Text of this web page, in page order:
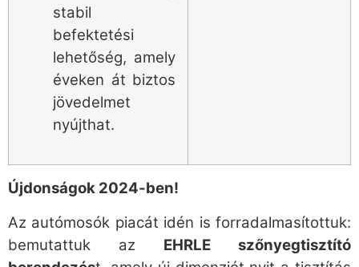
stabil
befektetési
lehetőség, amely
éveken át biztos
jövedelmet
nyújthat.
Újdonságok 2024-ben!
Az autómosók piacát idén is forradalmasítottuk:
bemutattuk az EHRLE szőnyegtisztító